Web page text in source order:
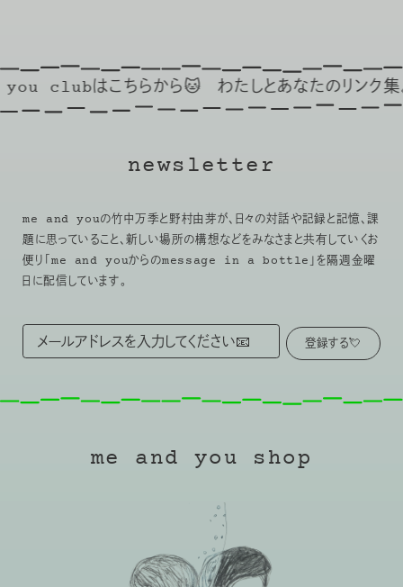
clubはこちらから🐱 わたしとあなたのリンク集🔗
newsletter
me and youの竹中万季と野村由芽が、日々の対話や記録と記憶、課
題に思っていること、新しい場所の構想などをみなさまと共有していくお
便り「me and youからのmessage in a bottle」を隔週金曜
日に配信しています。
me and you shop